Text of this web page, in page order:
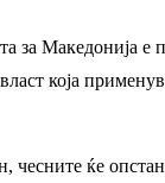
за Македонија
која
чесните ќе